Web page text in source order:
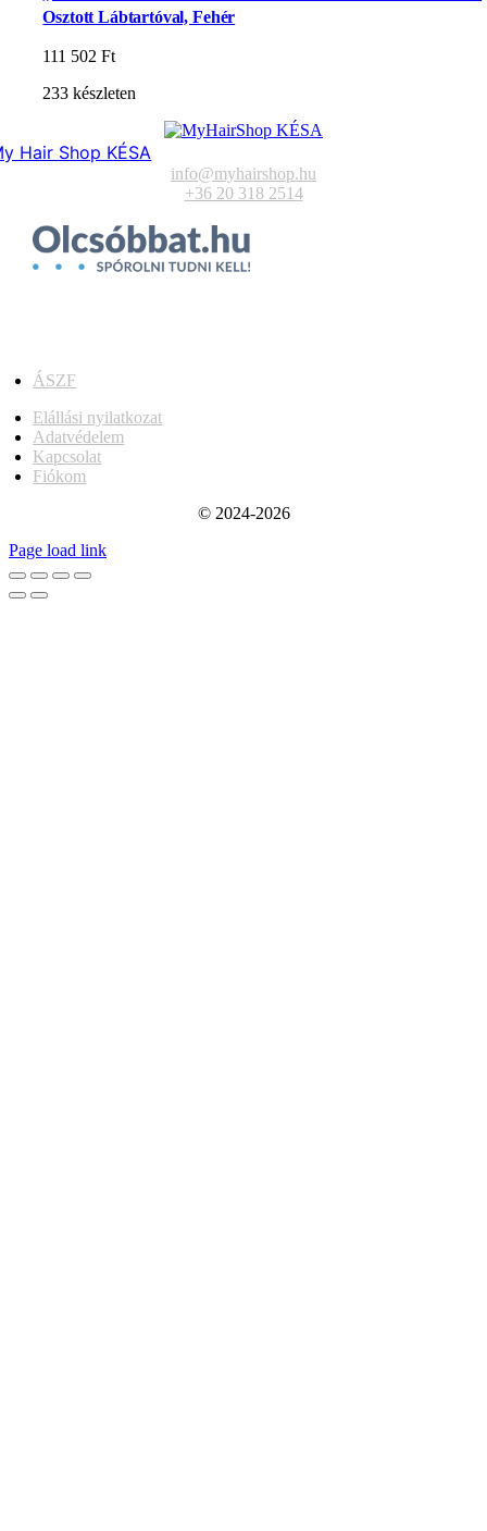
Osztott Lábtartóval, Fehér
111 502Ft
233 készleten
Hair Shop KÉSA
info@myhairshop.hu
+36 20 318 2514
ÁSZF
Elállási nyilatkozat
Adatvédelem
Kapcsolat
Fiókom
© 2024-2026
Page load link